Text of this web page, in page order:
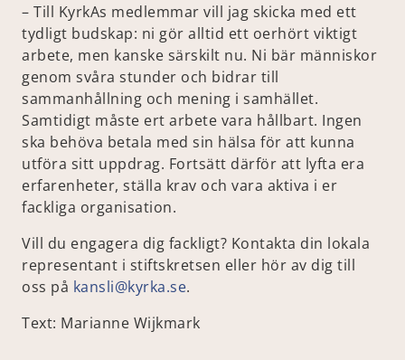
– Till KyrkAs medlemmar vill jag skicka med ett
tydligt budskap: ni gör alltid ett oerhört viktigt
arbete, men kanske särskilt nu. Ni bär människor
genom svåra stunder och bidrar till
sammanhållning och mening i samhället.
Samtidigt måste ert arbete vara hållbart. Ingen
ska behöva betala med sin hälsa för att kunna
utföra sitt uppdrag. Fortsätt därför att lyfta era
erfarenheter, ställa krav och vara aktiva i er
fackliga organisation.
Vill du engagera dig fackligt? Kontakta din lokala
representant i stiftskretsen eller hör av dig till
oss på kansli@kyrka.se.
Text: Marianne Wijkmark